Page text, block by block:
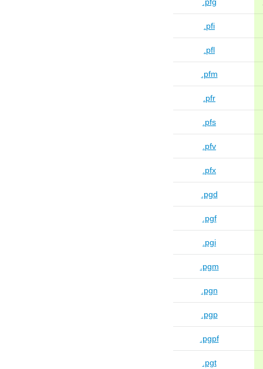
.pfi
.pfl
.pfm
.pfr
.pfs
.pfv
.pfx
.pgd
.pgf
.pgi
.pgm
.pgn
.pgp
.pgpf
.pgt